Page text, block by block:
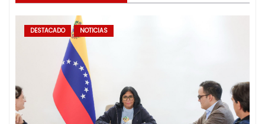
DESTACADO NOTICIAS